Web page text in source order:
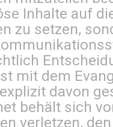
Inhalte auf
zu setzen,
mit dem
davon
behält sich
verletzen,